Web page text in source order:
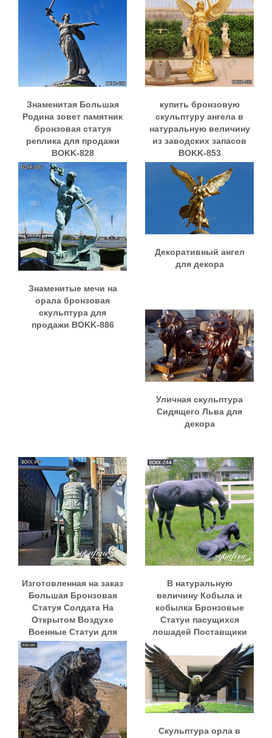
Знаменитая Большая
Родина зовет памятник
бронзовая статуя
реплика для продажи
BOKK-828
купить бронзовую
скульптуру ангела в
натуральную величину
из заводских запасов
BOKK-853
Знаменитые мечи на
орала бронзовая
скульптура для
продажи BOKK-886
Декоративный ангел
для декора
Уличная скульптура
Сидящего Льва для
декора
Изготовленная на заказ
Большая Бронзовая
Статуя Солдата На
Открытом Воздухе
Военные Статуи для
Продажи BOKK-919
В натуральную
величину Кобыла и
кобылка Бронзовые
Статуи пасущихся
лошадей Поставщики
Скульптура орла в